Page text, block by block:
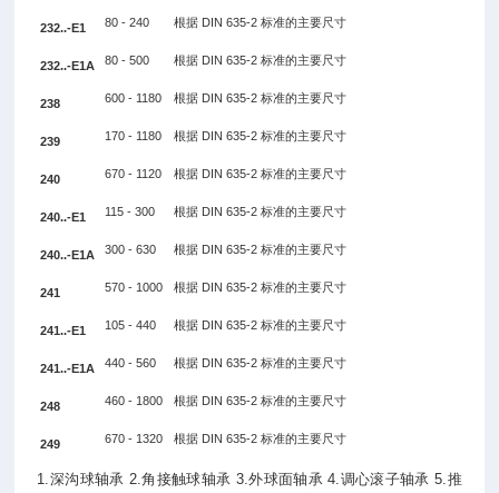
232..-E1 80 - 240 根据 DIN 635-2 标准的主要尺寸
232..-E1A 80 - 500 根据 DIN 635-2 标准的主要尺寸
238 600 - 1180 根据 DIN 635-2 标准的主要尺寸
239 170 - 1180 根据 DIN 635-2 标准的主要尺寸
240 670 - 1120 根据 DIN 635-2 标准的主要尺寸
240..-E1 115 - 300 根据 DIN 635-2 标准的主要尺寸
240..-E1A 300 - 630 根据 DIN 635-2 标准的主要尺寸
241 570 - 1000 根据 DIN 635-2 标准的主要尺寸
241..-E1 105 - 440 根据 DIN 635-2 标准的主要尺寸
241..-E1A 440 - 560 根据 DIN 635-2 标准的主要尺寸
248 460 - 1800 根据 DIN 635-2 标准的主要尺寸
249 670 - 1320 根据 DIN 635-2 标准的主要尺寸
1.深沟球轴承 2.角接触球轴承 3.外球面轴承 4.调心滚子轴承5.推